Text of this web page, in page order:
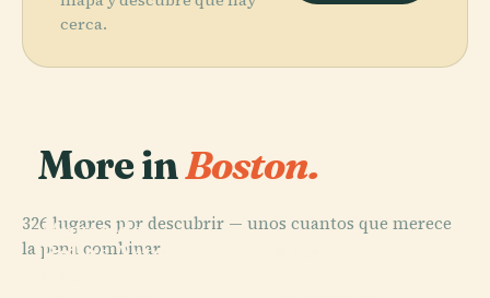
cerca.
More inBoston.
326 lugares por descubrir — unos cuantos que merece
la pena combinar.
Museo de
Bellas Artes de